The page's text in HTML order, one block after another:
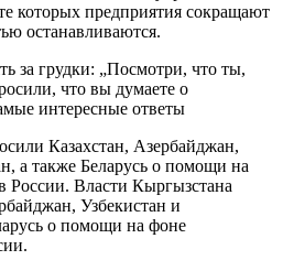
которых предприятия сокращают
останавливаются.
за грудки: „Посмотри, что ты,
что вы думаете о
интересные ответы
Казахстан, Азербайджан,
а также Беларусь о помощи на
России. Власти Кыргызстана
Узбекистан и
о помощи на фоне